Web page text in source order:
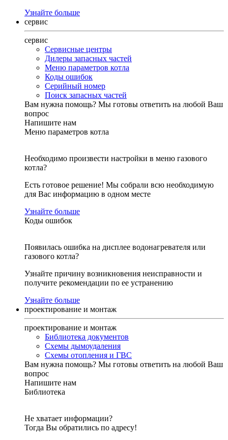
Узнайте больше
сервис
сервис
Сервисные центры
Дилеры запасных частей
Меню параметров котла
Коды ошибок
Серийный номер
Поиск запасных частей
Вам нужна помощь? Мы готовы ответить на любой Ваш
вопрос
Напишите нам
Меню параметров котла
Необходимо произвести настройки в меню газового
котла?
Есть готовое решение! Мы собрали всю необходимую
для Вас информацию в одном месте
Узнайте больше
Коды ошибок
Появилась ошибка на дисплее водонагревателя или
газового котла?
Узнайте причину возникновения неисправности и
получите рекомендации по ее устранению
Узнайте больше
проектирование и монтаж
проектирование и монтаж
Библиотека документов
Схемы дымоудаления
Схемы отопления и ГВС
Вам нужна помощь? Мы готовы ответить на любой Ваш
вопрос
Напишите нам
Библиотека
Не хватает информации?
Тогда Вы обратились по адресу!